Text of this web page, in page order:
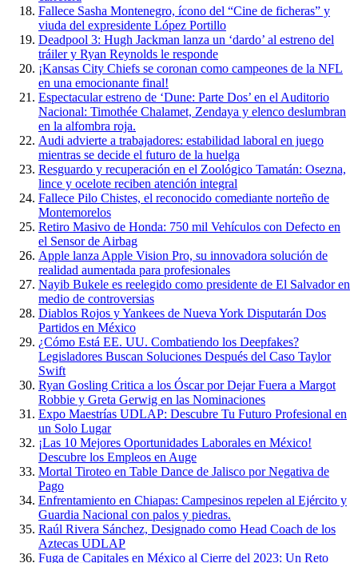
Fallece Sasha Montenegro, ícono del “Cine de ficheras” y
viuda del expresidente López Portillo
Deadpool 3: Hugh Jackman lanza un ‘dardo’ al estreno del
tráiler y Ryan Reynolds le responde
¡Kansas City Chiefs se coronan como campeones de la NFL
en una emocionante final!
Espectacular estreno de ‘Dune: Parte Dos’ en el Auditorio
Nacional: Timothée Chalamet, Zendaya y elenco deslumbran
en la alfombra roja.
Audi advierte a trabajadores: estabilidad laboral en juego
mientras se decide el futuro de la huelga
Resguardo y recuperación en el Zoológico Tamatán: Osezna,
lince y ocelote reciben atención integral
Fallece Pilo Chistes, el reconocido comediante norteño de
Montemorelos
Retiro Masivo de Honda: 750 mil Vehículos con Defecto en
el Sensor de Airbag
Apple lanza Apple Vision Pro, su innovadora solución de
realidad aumentada para profesionales
Nayib Bukele es reelegido como presidente de El Salvador en
medio de controversias
Diablos Rojos y Yankees de Nueva York Disputarán Dos
Partidos en México
¿Cómo Está EE. UU. Combatiendo los Deepfakes?
Legisladores Buscan Soluciones Después del Caso Taylor
Swift
Ryan Gosling Critica a los Óscar por Dejar Fuera a Margot
Robbie y Greta Gerwig en las Nominaciones
Expo Maestrías UDLAP: Descubre Tu Futuro Profesional en
un Solo Lugar
¡Las 10 Mejores Oportunidades Laborales en México!
Descubre los Empleos en Auge
Mortal Tiroteo en Table Dance de Jalisco por Negativa de
Pago
Enfrentamiento en Chiapas: Campesinos repelen al Ejército y
Guardia Nacional con palos y piedras.
Raúl Rivera Sánchez, Designado como Head Coach de los
Aztecas UDLAP
Fuga de Capitales en México al Cierre del 2023: Un Reto